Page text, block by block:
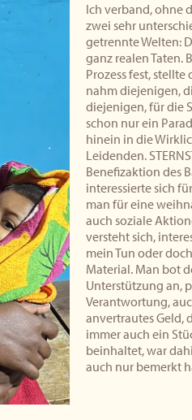
Ich verband, ohne
zwei sehr
getrennte Welten:
ganz realen Taten.
Prozess fest,
nahm diejenigen,
diejenigen, für die
schon nur ein
hinein in die
Leidenden.
Benefizaktion des
interessierte sich
man für eine
auch soziale
versteht sich,
mein Tun oder
Material. Man bot
Unterstützung an,
Verantwortung,
anvertrautes Geld,
immer auch ein
beinhaltet, war
auch nur bemerkt